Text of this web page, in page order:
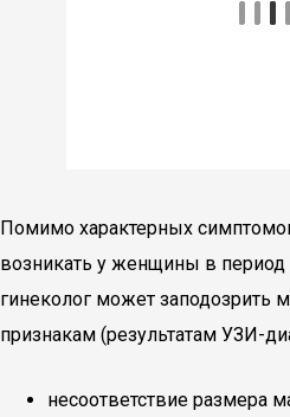
Помимо характерных
возникать у женщины в период
гинеколог может заподозрить
признакам (результатам УЗИ-
несоответствие размера